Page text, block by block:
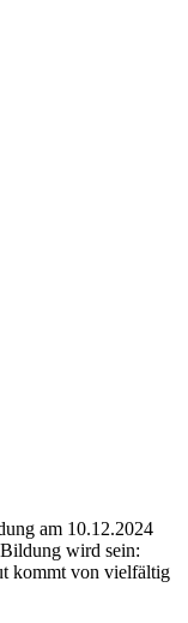
am 10.12.2024
wird sein:
kommt von vielfältig